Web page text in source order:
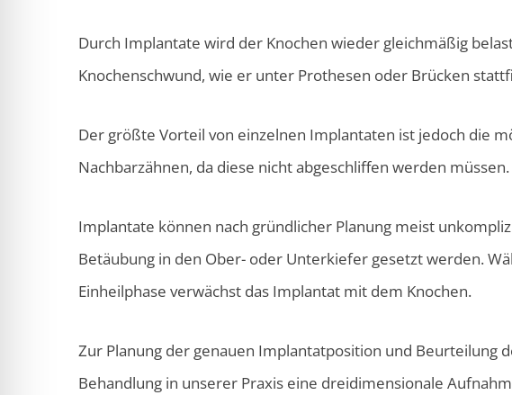
Durch Implantate wird der Knochen wieder gleichmäßig
Knochenschwund, wie er unter Prothesen oder Brücken
Der größte Vorteil von einzelnen Implantaten ist jedoch die
Nachbarzähnen, da diese nicht abgeschliffen werden müssen.
Implantate können nach gründlicher Planung meist
Betäubung in den Ober- oder Unterkiefer gesetzt werden.
Einheilphase verwächst das Implantat mit dem Knochen.
Zur Planung der genauen Implantatposition und Beurteilung
Behandlung in unserer Praxis eine dreidimensionale